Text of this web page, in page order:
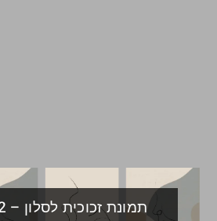
תמונת זכוכית לסלון – xg-8032